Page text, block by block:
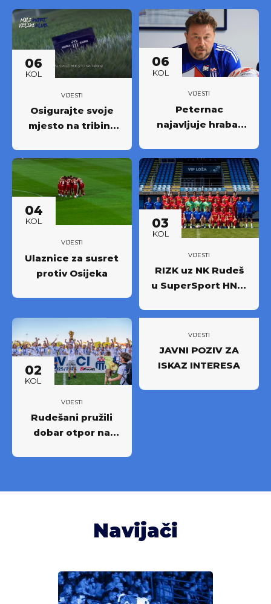
06
KOL
VIJESTI
Osigurajte svoje
mjesto na tribini:
godišnjih ulaznica
NK Rudeš za
prvoligašku
sezonu 2026/27.!
06
KOL
VIJESTI
Peternac
najavljuje hrabar
04
KOL
VIJESTI
Ulaznice za susret
protiv Osijeka
03
KOL
VIJESTI
RIZK uz NK Rudeš
u SuperSport HNL-
novi iskorak među
najboljima
02
KOL
VIJESTI
Rudešani pružili
dobar otpor na
VIJESTI
JAVNI POZIV ZA
ISKAZ INTERESA
Navijači